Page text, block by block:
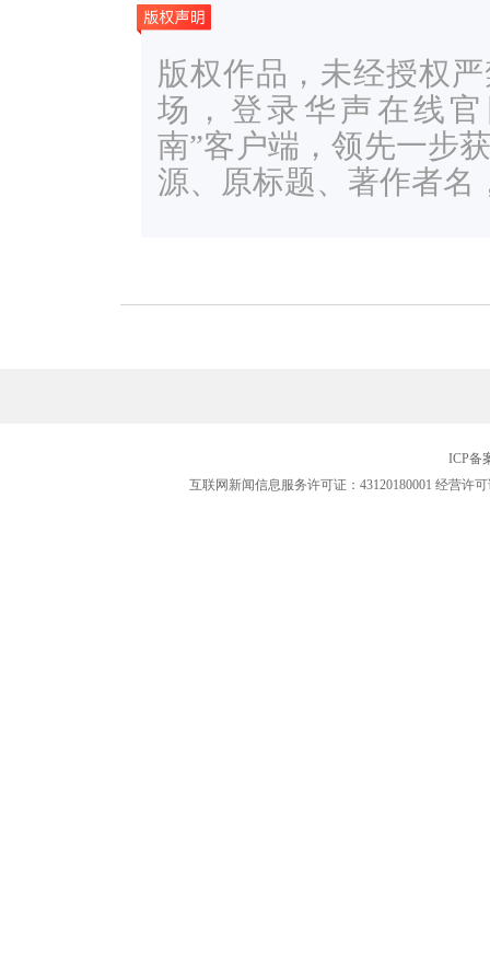
版权作品，未经授权
场，登录华声在线官
南”客户端，领先一步
源、原标题、著作者名
ICP备
互联网新闻信息服务许可证：43120180001 经营许可